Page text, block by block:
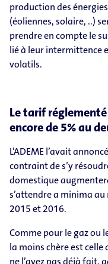
production des
(éoliennes, solaire, ..)
prendre en compte le
lié à leur intermittence
volatils.
Le tarif
encore de 5% au
L’ADEME l’avait
contraint de s’y
domestique
s’attendre a minima
2015 et 2016.
Comme pour le gaz ou
la moins chère est celle
ne l’avez pas déjà fait,